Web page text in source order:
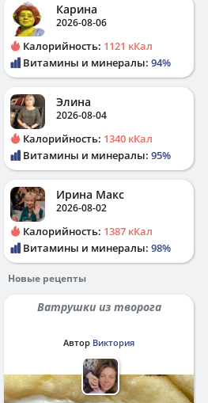
Карина
2026-08-06
Калорийность: 1121 кКал
Витамины и минералы: 94%
Элина
2026-08-04
Калорийность: 1340 кКал
Витамины и минералы: 95%
Ирина Макс
2026-08-02
Калорийность: 1387 кКал
Витамины и минералы: 98%
Новые рецепты
Ватрушки из творога
Автор Виктория